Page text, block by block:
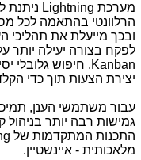
מערכת Lightning ניתנת
הרלוונטי בהתאמה לכל
ובכך מייעלת את תהליכי
לפקח בצורה יעילה
Kanban. חיפוש גלובלי
יצירת הצעות תוך כדי
עבור משתמשי הענן,
גמישות רבה יותר בניהול
התכנות המתקדמות של
מלאכותית - איינשטיין.